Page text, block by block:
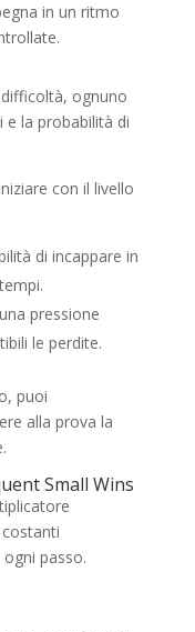
in un ritmo
ognuno
e la probabilità di
con il livello
di incappare in
pressione
le perdite.
puoi
alla prova la
Small Wins
passo.